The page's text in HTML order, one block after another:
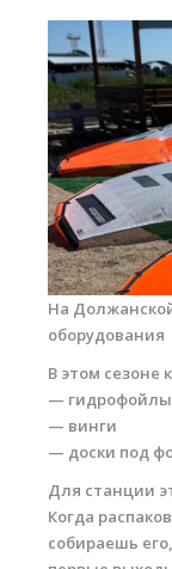
На
оборудования
В этом сезоне
— гидрофойлы
— винги
— доски под
Для станции
Когда
собираешь